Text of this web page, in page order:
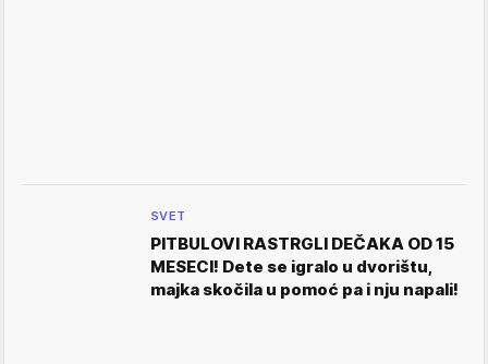
SVET
PITBULOVI RASTRGLI DEČAKA OD 15
MESECI! Dete se igralo u dvorištu,
majka skočila u pomoć pa i nju napali!